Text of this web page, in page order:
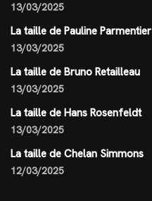
13/03/2025
La taille de Pauline Parmentier
13/03/2025
La taille de Bruno Retailleau
13/03/2025
La taille de Hans Rosenfeldt
13/03/2025
La taille de Chelan Simmons
12/03/2025